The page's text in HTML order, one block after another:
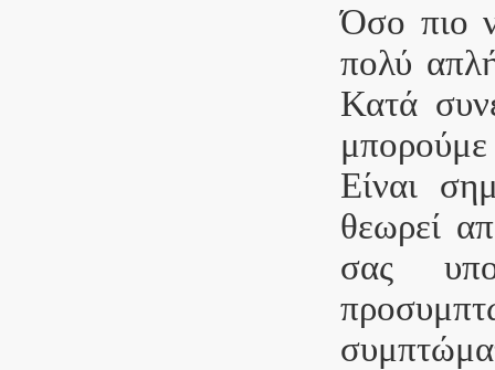
Όσο πιο
πολύ
Κατά
μπορούμε
Είναι
θεωρεί
σας